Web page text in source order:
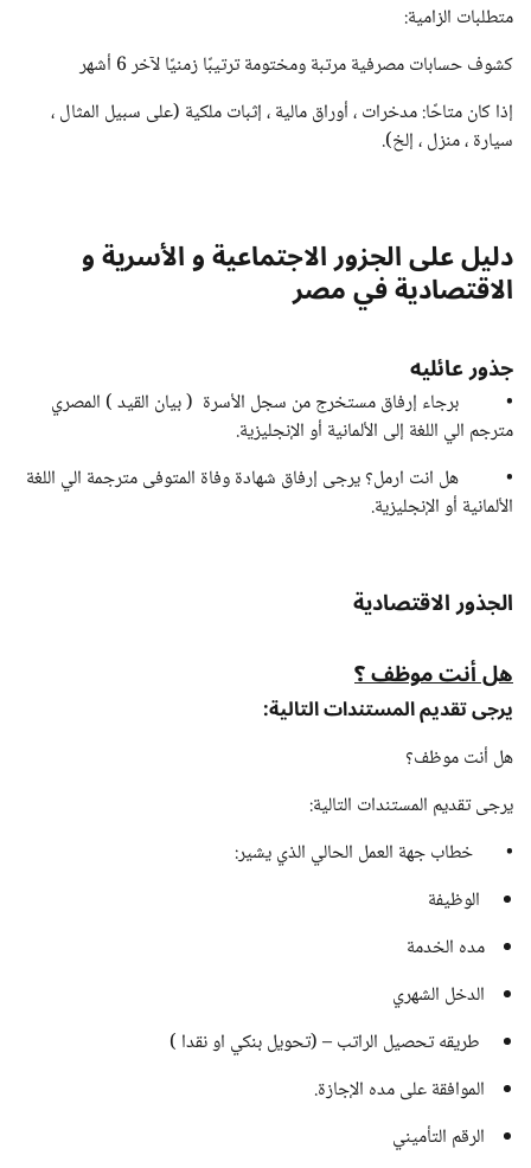
متطلبات الزامية:
كشوف حسابات مصرفية مرتبة ومختومة ترتيبًا زمنيًا لآخر 6 أشهر
إذا كان متاحًا: مدخرات ، أوراق مالية ، إثبات ملكية (على سبيل المثال ،
سيارة ، منزل ، إلخ).
دليل على الجزور الاجتماعية و الأسرية و
الاقتصادية في مصر
جذور عائليه
• برجاء إرفاق مستخرج من سجل الأسرة ( بيان القيد ) المصري
مترجم الي اللغة إلى الألمانية أو الإنجليزية.
• هل انت ارمل؟ يرجى إرفاق شهادة وفاة المتوفى مترجمة الي اللغة
الألمانية أو الإنجليزية.
الجذور الاقتصادية
هل أنت موظف ؟
يرجى تقديم المستندات التالية:
هل أنت موظف؟
يرجى تقديم المستندات التالية:
• خطاب جهة العمل الحالي الذي يشير:
الوظيفة
مده الخدمة
الدخل الشهري
طريقه تحصيل الراتب – (تحويل بنكي او نقدا )
الموافقة على مده الإجازة.
الرقم التأميني